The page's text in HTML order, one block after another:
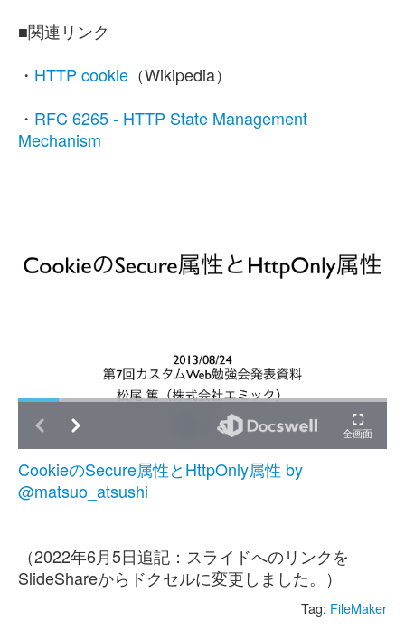
■関連リンク
・ HTTP cookie （Wikipedia）
・ RFC 6265 - HTTP State Management
Mechanism
CookieのSecure属性とHttpOnly属性 by
@matsuo_atsushi
（2022年6月5日追記：スライドへのリンクを
SlideShareからドクセルに変更しました。）
Tag: FileMaker